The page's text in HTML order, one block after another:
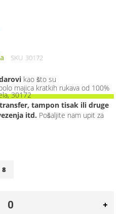
SKU 30172
kao što su
majica kratkih rukava od 100%
30172
tampon tisak ili druge
itd. Pošaljite nam upit za
8